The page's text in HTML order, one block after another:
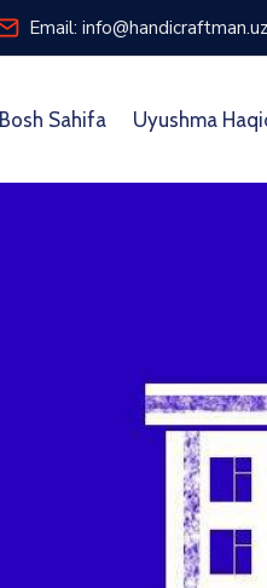
Email: info@handicraftman.uz
Bosh Sahifa Uyushma